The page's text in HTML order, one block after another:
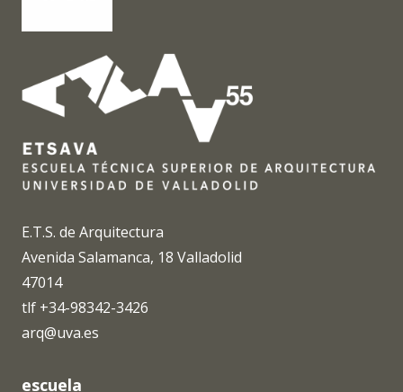
E.T.S. de Arquitectura
Avenida Salamanca, 18 Valladolid
47014
tlf +34-98342-3426
arq@uva.es
escuela